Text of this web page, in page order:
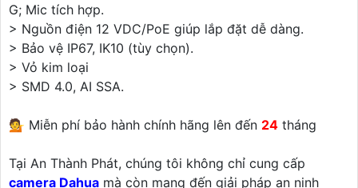
G; Mic tích hợp.
> Nguồn điện 12 VDC/PoE giúp lắp đặt dễ dàng.
> Bảo vệ IP67, IK10 (tùy chọn).
> Vỏ kim loại
> SMD 4.0, AI SSA.
💁 Miễn phí bảo hành chính hãng lên đến 24 tháng
Tại An Thành Phát, chúng tôi không chỉ cung cấp
camera Dahua mà còn mang đến giải pháp an ninh